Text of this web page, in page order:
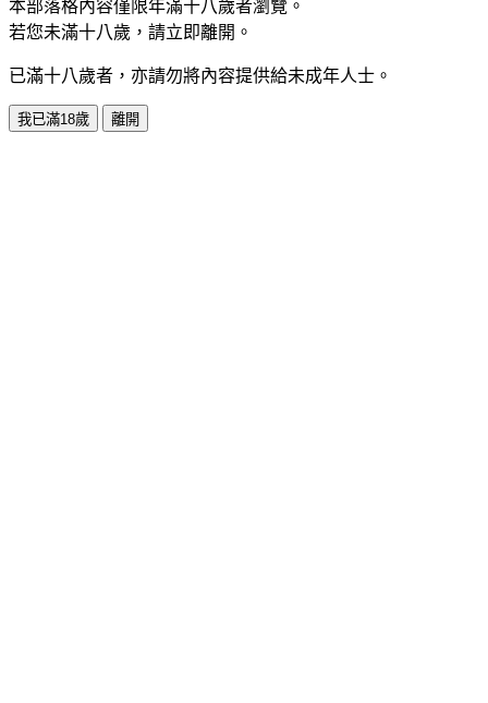
本部落格內容僅限年滿十八歲者瀏覽。
若您未滿十八歲，請立即離開。
已滿十八歲者，亦請勿將內容提供給未成年人士。
我已滿18歲 離開